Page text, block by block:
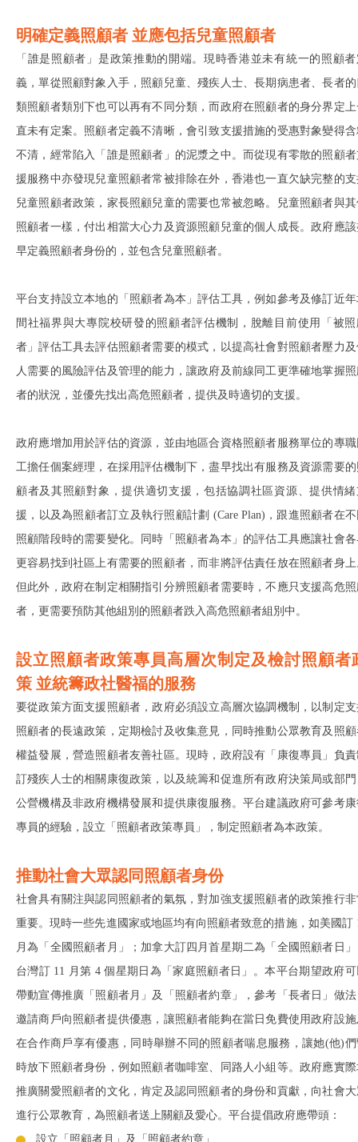
明確定義照顧者 並應包括兒童照顧者
「誰是照顧者」是政策推動的開端。現時香港並未有統一的照顧者
義，單從照顧對象入手，照顧兒童、殘疾人士、長期病患者、長者
類照顧者類別下也可以再有不同分類，而政府在照顧者的身分界定
直未有定案。照顧者定義不清晰，會引致支援措施的受惠對象變得
不清，經常陷入「誰是照顧者」的泥漿之中。而從現有零散的照顧
援服務中亦發現兒童照顧者常被排除在外，香港也一直欠缺完整的
兒童照顧者政策，家長照顧兒童的需要也常被忽略。兒童照顧者與
照顧者一樣，付出相當大心力及資源照顧兒童的個人成長。政府應
早定義照顧者身份的，並包含兒童照顧者。
平台支持設立本地的「照顧者為本」評估工具，例如參考及修訂近
間社福界與大專院校研發的照顧者評估機制，脫離目前使用「被照
者」評估工具去評估照顧者需要的模式，以提高社會對照顧者壓力
人需要的風險評估及管理的能力，讓政府及前線同工更準確地掌握
者的狀況，並優先找出高危照顧者，提供及時適切的支援。
政府應增加用於評估的資源，並由地區合資格照顧者服務單位的專
工擔任個案經理，在採用評估機制下，盡早找出有服務及資源需要
顧者及其照顧對象，提供適切支援，包括協調社區資源、提供情緒
援，以及為照顧者訂立及執行照顧計劃 (Care Plan)，跟進照顧者在
照顧階段時的需要變化。同時「照顧者為本」的評估工具應讓社會
更容易找到社區上有需要的照顧者，而非將評估責任放在照顧者身
但此外，政府在制定相關指引分辨照顧者需要時，不應只支援高危
者，更需要預防其他組別的照顧者跌入高危照顧者組別中。
設立照顧者政策專員高層次制定及檢討照顧者
策 並統籌政社醫福的服務
要從政策方面支援照顧者，政府必須設立高層次協調機制，以制定
照顧者的長遠政策，定期檢討及收集意見，同時推動公眾教育及照
權益發展，營造照顧者友善社區。現時，政府設有「康復專員」負
訂殘疾人士的相關康復政策，以及統籌和促進所有政府決策局或部
公營機構及非政府機構發展和提供康復服務。平台建議政府可參考
專員的經驗，設立「照顧者政策專員」，制定照顧者為本政策。
推動社會大眾認同照顧者身份
社會具有關注與認同照顧者的氣氛，對加強支援照顧者的政策推行
重要。現時一些先進國家或地區均有向照顧者致意的措施，如美國訂
月為「全國照顧者月」；加拿大訂四月首星期二為「全國照顧者日
台灣訂 11 月第 4 個星期日為「家庭照顧者日」。本平台期望政府
帶動宣傳推廣「照顧者月」及「照顧者約章」，參考「長者日」做
邀請商戶向照顧者提供優惠，讓照顧者能夠在當日免費使用政府設
在合作商戶享有優惠，同時舉辦不同的照顧者喘息服務，讓她(他)
時放下照顧者身份，例如照顧者咖啡室、同路人小組等。政府應實
推廣關愛照顧者的文化，肯定及認同照顧者的身份和貢獻，向社會
進行公眾教育，為照顧者送上關顧及愛心。平台提倡政府應帶頭：
設立「照顧者月」及「照顧者約章」